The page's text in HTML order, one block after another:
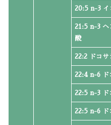
20:5 n-3 イ
21:5 n-3 ヘ
酸
22:2 ドコサ
22:4 n-6 ド
22:5 n-3 ド
22:5 n-6 ド